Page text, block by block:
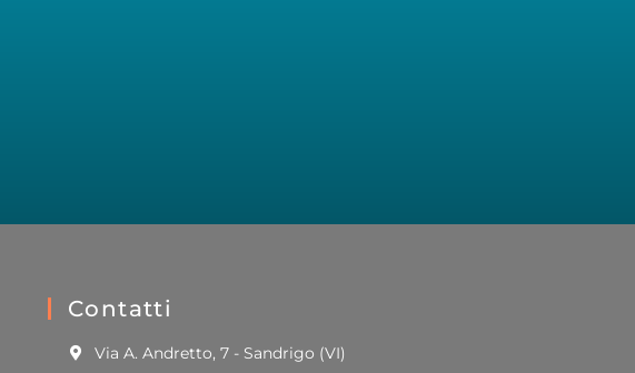
Contatti
Via A. Andretto, 7 - Sandrigo (VI)